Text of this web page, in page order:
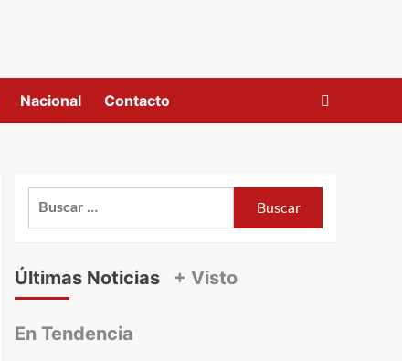
Nacional Contacto
Últimas Noticias + Visto
En Tendencia